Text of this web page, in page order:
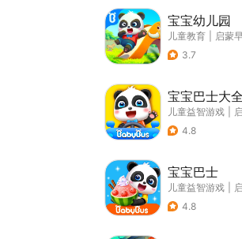
宝宝幼儿园
儿童教育
启蒙
3.7
宝宝巴士大全
儿童益智游戏
4.8
宝宝巴士
儿童益智游戏
4.8